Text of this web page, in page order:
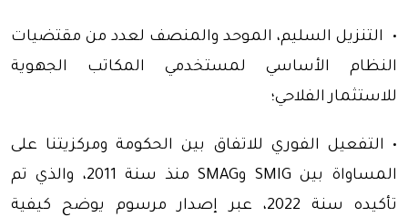
• التنزيل السليم، الموحد والمنصف لعدد من مقتضيات
النظام الأساسي لمستخدمي المكاتب الجهوية
للاستثمار الفلاحي؛
• التفعيل الفوري للاتفاق بين الحكومة ومركزيتنا على
المساواة بين SMIG وSMAG منذ سنة 2011، والذي تم
تأكيده سنة 2022، عبر إصدار مرسوم يوضح كيفية